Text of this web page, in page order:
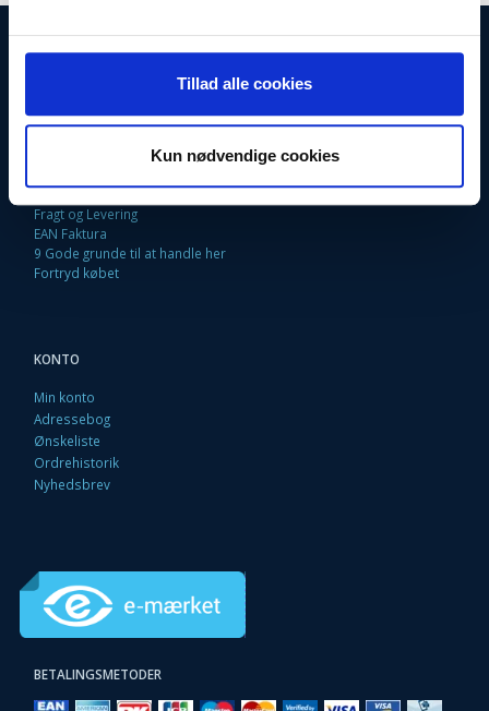
Tillad alle cookies
Kun nødvendige cookies
INFORMATIONER
Kontakt os
Loyalitetsrabat. Rabat til faste kunder
Oversigt
Fragt og Levering
EAN Faktura
9 Gode grunde til at handle her
Fortryd købet
KONTO
Min konto
Adressebog
Ønskeliste
Ordrehistorik
Nyhedsbrev
BETALINGSMETODER